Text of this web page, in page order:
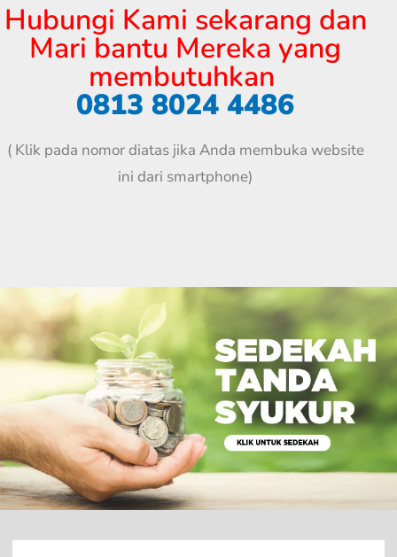
Hubungi Kami sekarang dan
Mari bantu Mereka yang
membutuhkan
0813 8024 4486
( Klik pada nomor diatas jika Anda membuka website
ini dari smartphone)